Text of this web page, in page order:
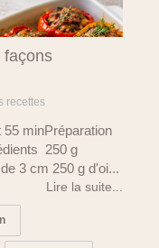
façons
recettes
minPréparation
250 g
3 cm 250 g d'oi...
Lire la suite...